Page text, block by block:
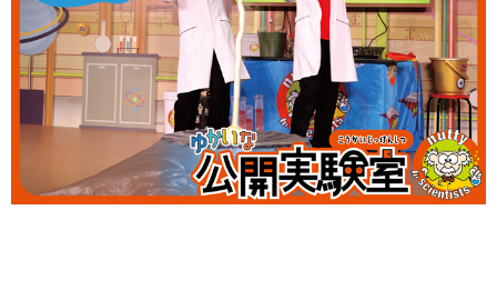
サイトポリシー
ソーシャルメディアポリシー